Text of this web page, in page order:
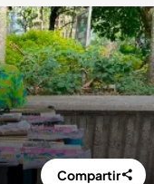
Compartir